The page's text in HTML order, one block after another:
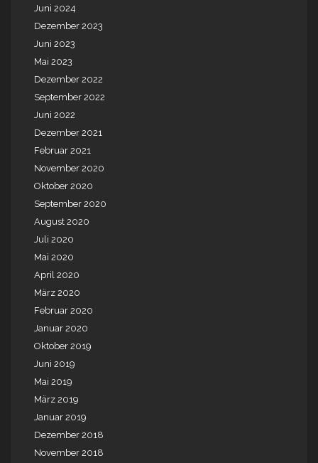
Juni 2024
Dezember 2023
Juni 2023
Mai 2023
Dezember 2022
September 2022
Juni 2022
Dezember 2021
Februar 2021
November 2020
Oktober 2020
September 2020
August 2020
Juli 2020
Mai 2020
April 2020
März 2020
Februar 2020
Januar 2020
Oktober 2019
Juni 2019
Mai 2019
März 2019
Januar 2019
Dezember 2018
November 2018